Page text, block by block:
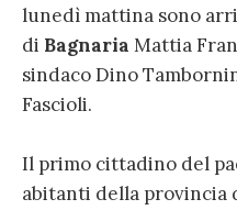
lunedì mattina sono
di Bagnaria Mattia
sindaco Dino
Fascioli.
Il primo cittadino del
abitanti della provincia